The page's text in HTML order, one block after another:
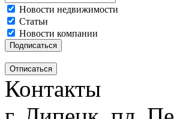
Новости недвижимости
Статьи
Новости компании
Контакты